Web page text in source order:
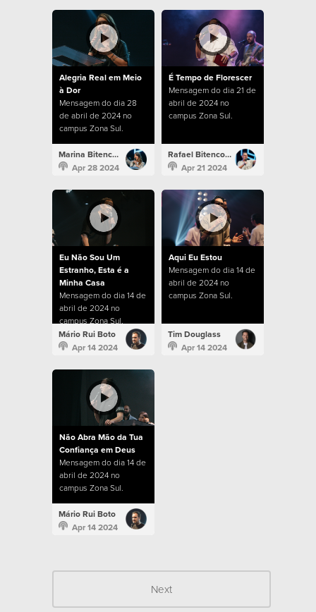
Alegria Real em Meio
à Dor
Mensagem do dia 28
de abril de 2024 no
campus Zona Sul.
Marina Bitencourt
Apr 28 2024
É Tempo de Florescer
Mensagem do dia 21 de
abril de 2024 no
campus Zona Sul.
Rafael Bitencourt
Apr 21 2024
Eu Não Sou Um
Estranho, Esta é a
Minha Casa
Mensagem do dia 14 de
abril de 2024 no
campus Zona Sul.
Mário Rui Boto
Apr 14 2024
Aqui Eu Estou
Mensagem do dia 14 de
abril de 2024 no
campus Zona Sul.
Tim Douglass
Apr 14 2024
Não Abra Mão da Tua
Confiança em Deus
Mensagem do dia 14 de
abril de 2024 no
campus Zona Sul.
Mário Rui Boto
Apr 14 2024
Next